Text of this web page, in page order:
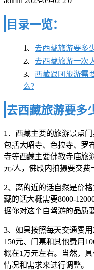
目录一览：
1、 去西藏旅游要多
2、 去西藏旅游一次
3、 西藏跟团旅游需
么?
去西藏旅游要多
1、西藏主要的旅游景点
包括大昭寺、色拉寺、罗
寺等西藏主要佛教寺庙旅
元/人，佛殿内拍摄要交
2、离的近的话自然是价
藏的话大概需要8000-
据你对这个自驾游的品质
3、如果按照每天交通费
150元、门票和其他费用
概在1万元左右。当然，
情况和需求来进行调整。